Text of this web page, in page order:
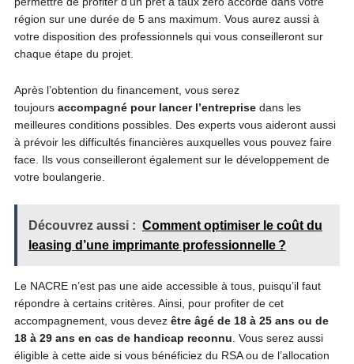
région sur une durée de 5 ans maximum. Vous aurez aussi à
votre disposition des professionnels qui vous conseilleront sur
chaque étape du projet.
Après l’obtention du financement, vous serez
toujours accompagné pour lancer l’entreprisedans les
meilleures conditions possibles. Des experts vous aideront aussi
à prévoir les difficultés financières auxquelles vous pouvez faire
face. Ils vous conseilleront également sur le développement de
votre boulangerie.
Découvrez aussi : Comment optimiser le coût du
leasing d’une imprimante professionnelle ?
Le NACRE n’est pas une aide accessible à tous, puisqu’il faut
répondre à certains critères. Ainsi, pour profiter de cet
accompagnement, vous devez être âgé de 18 à 25 ans ou de
18 à 29 ans en cas de handicap reconnu . Vous serez aussi
éligible à cette aide si vous bénéficiez du RSA ou de l’allocation